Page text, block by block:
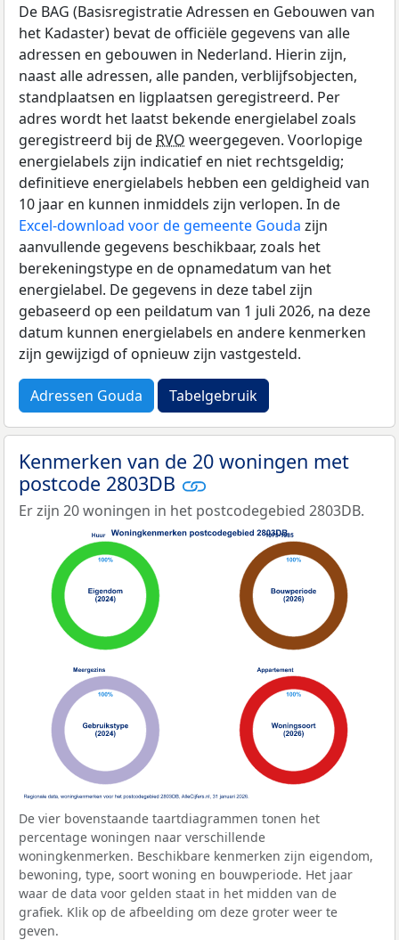
De BAG (Basisregistratie Adressen en Gebouwen van
het Kadaster) bevat de officiële gegevens van alle
adressen en gebouwen in Nederland. Hierin zijn,
naast alle adressen, alle panden, verblijfsobjecten,
standplaatsen en ligplaatsen geregistreerd. Per
adres wordt het laatst bekende energielabel zoals
geregistreerd bij de RVO weergegeven. Voorlopige
energielabels zijn indicatief en niet rechtsgeldig;
definitieve energielabels hebben een geldigheid van
10 jaar en kunnen inmiddels zijn verlopen. In de
Excel-download voor de gemeente Gouda zijn
aanvullende gegevens beschikbaar, zoals het
berekeningstype en de opnamedatum van het
energielabel. De gegevens in deze tabel zijn
gebaseerd op een peildatum van 1 juli 2026, na deze
datum kunnen energielabels en andere kenmerken
zijn gewijzigd of opnieuw zijn vastgesteld.
Adressen Gouda Tabelgebruik
Kenmerken van de 20 woningen met
postcode 2803DB
Er zijn 20 woningen in het postcodegebied 2803DB.
De vier bovenstaande taartdiagrammen tonen het
percentage woningen naar verschillende
woningkenmerken. Beschikbare kenmerken zijn eigendom,
bewoning, type, soort woning en bouwperiode. Het jaar
waar de data voor gelden staat in het midden van de
grafiek. Klik op de afbeelding om deze groter weer te
geven.